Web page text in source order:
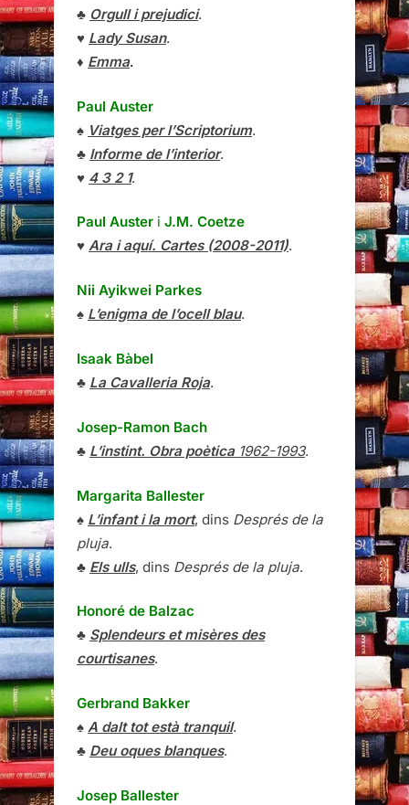
♣ Orgull i prejudici.
♥ Lady Susan.
♦ Emma.
Paul Auster
♠ Viatges per l’Scriptorium.
♣ Informe de l’interior.
♥ 4 3 2 1.
Paul Auster i J.M. Coetze
♥ Ara i aquí. Cartes (2008-2011).
Nii Ayikwei Parkes
♠ L’enigma de l’ocell blau.
Isaak Bàbel
♣ La Cavalleria Roja.
Josep-Ramon Bach
♣ L’instint. Obra poètica1962-1993.
Margarita Ballester
♠ L’infant i la mort, dins Després de la
pluja.
♣ Els ulls, dins Després de la pluja.
Honoré de Balzac
♣ Splendeurs et misères des
courtisanes.
Gerbrand Bakker
♠ A dalt tot està tranquil.
♣ Deu oques blanques.
Josep Ballester